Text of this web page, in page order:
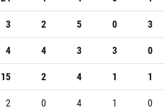
3 2 5 0
3
4 4 3 3
0
15 2 4 1
1
2 0 4 1
0